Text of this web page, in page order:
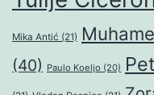
Mika Antić (21)
(40) Paulo Koeljo (20)